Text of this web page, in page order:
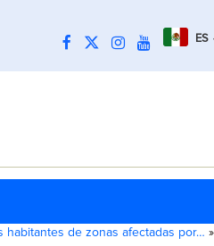
ES
habitantes de zonas afectadas por… »